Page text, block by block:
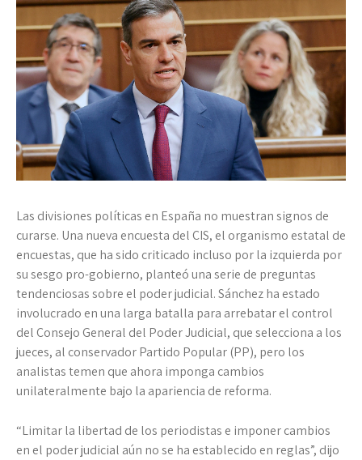
Las divisiones políticas en España no muestran signos de
curarse. Una nueva encuesta del CIS, el organismo estatal de
encuestas, que ha sido criticado incluso por la izquierda por
su sesgo pro-gobierno, planteó una serie de preguntas
tendenciosas sobre el poder judicial. Sánchez ha estado
involucrado en una larga batalla para arrebatar el control
del Consejo General del Poder Judicial, que selecciona a los
jueces, al conservador Partido Popular (PP), pero los
analistas temen que ahora imponga cambios
unilateralmente bajo la apariencia de reforma.
“Limitar la libertad de los periodistas e imponer cambios
en el poder judicial aún no se ha establecido en reglas”, dijo